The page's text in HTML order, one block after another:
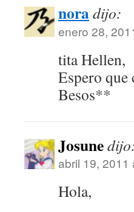
noradijo:
enero 28,
tita Hellen,
Espero
Besos**
Josune
abril 19, 2011
Hola,